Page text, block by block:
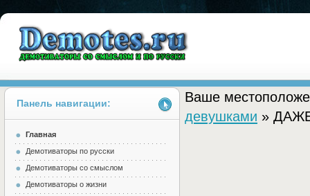
Demotes.ru
Ваше
девушками »
Панель навигации:
Главная
Демотиваторы по русски
Демотиваторы со смыслом
Демотиваторы о жизни